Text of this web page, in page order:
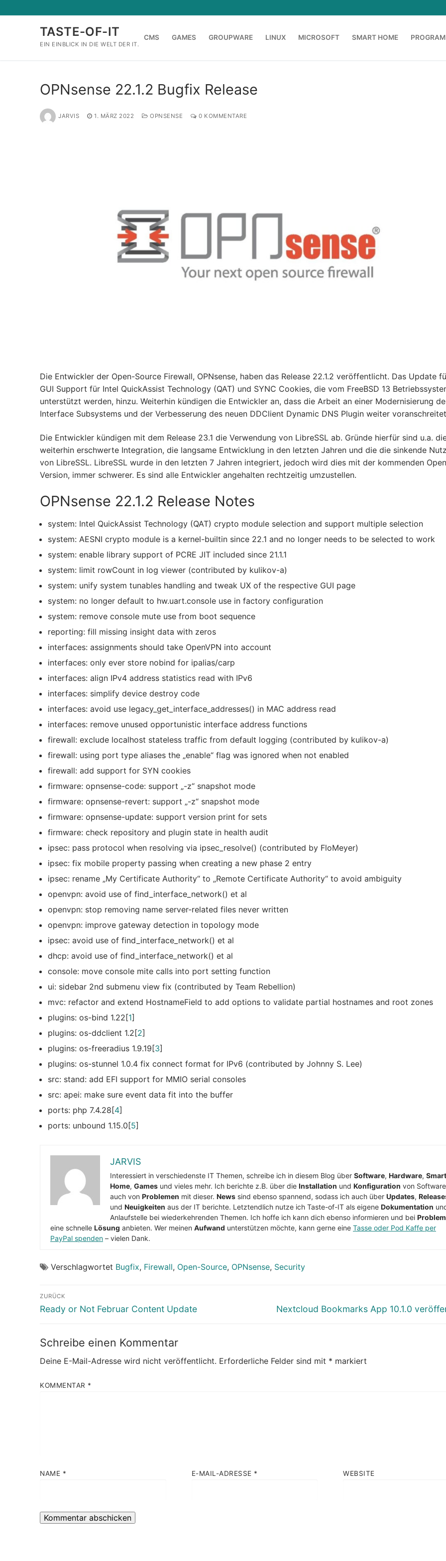
Inhalt
TASTE-OF-IT
EIN EINBLICK IN DIE WELT DER IT.
CMS GAMES GROUPWARE LINUX MICROSOFT SMART HOME
OPNsense 22.1.2 Bugfix Release
JARVIS 1. MÄRZ 2022 OPNSENSE 0 KOMMENTARE
Die Entwickler der Open-Source Firewall, OPNsense, haben das Release 22.1.2 veröffentlicht. Das Update
GUI Support für Intel QuickAssist Technology (QAT) und SYNC Cookies, die vom FreeBSD 13
unterstützt werden, hinzu. Weiterhin kündigen die Entwickler an, dass die Arbeit an einer Modernisierung
Interface Subsystems und der Verbesserung des neuen DDClient Dynamic DNS Plugin weiter
Die Entwickler kündigen mit dem Release 23.1 die Verwendung von LibreSSL ab. Gründe hierfür sind u.a.
weiterhin erschwerte Integration, die langsame Entwicklung in den letzten Jahren und die die sinkende
von LibreSSL. LibreSSL wurde in den letzten 7 Jahren integriert, jedoch wird dies mit der kommenden
Version, immer schwerer. Es sind alle Entwickler angehalten rechtzeitig umzustellen.
OPNsense 22.1.2 Release Notes
system: Intel QuickAssist Technology (QAT) crypto module selection and support multiple selection
system: AESNI crypto module is a kernel-builtin since 22.1 and no longer needs to be selected to work
system: enable library support of PCRE JIT included since 21.1.1
system: limit rowCount in log viewer (contributed by kulikov-a)
system: unify system tunables handling and tweak UX of the respective GUI page
system: no longer default to hw.uart.console use in factory configuration
system: remove console mute use from boot sequence
reporting: fill missing insight data with zeros
interfaces: assignments should take OpenVPN into account
interfaces: only ever store nobind for ipalias/carp
interfaces: align IPv4 address statistics read with IPv6
interfaces: simplify device destroy code
interfaces: avoid use legacy_get_interface_addresses() in MAC address read
interfaces: remove unused opportunistic interface address functions
firewall: exclude localhost stateless traffic from default logging (contributed by kulikov-a)
firewall: using port type aliases the „enable“ flag was ignored when not enabled
firewall: add support for SYN cookies
firmware: opnsense-code: support „-z“ snapshot mode
firmware: opnsense-revert: support „-z“ snapshot mode
firmware: opnsense-update: support version print for sets
firmware: check repository and plugin state in health audit
ipsec: pass protocol when resolving via ipsec_resolve() (contributed by FloMeyer)
ipsec: fix mobile property passing when creating a new phase 2 entry
ipsec: rename „My Certificate Authority“ to „Remote Certificate Authority“ to avoid ambiguity
openvpn: avoid use of find_interface_network() et al
openvpn: stop removing name server-related files never written
openvpn: improve gateway detection in topology mode
ipsec: avoid use of find_interface_network() et al
dhcp: avoid use of find_interface_network() et al
console: move console mite calls into port setting function
ui: sidebar 2nd submenu view fix (contributed by Team Rebellion)
mvc: refactor and extend HostnameField to add options to validate partial hostnames and root zones
plugins: os-bind 1.22[1]
plugins: os-ddclient 1.2[2]
plugins: os-freeradius 1.9.19[3]
plugins: os-stunnel 1.0.4 fix connect format for IPv6 (contributed by Johnny S. Lee)
src: stand: add EFI support for MMIO serial consoles
src: apei: make sure event data fit into the buffer
ports: php 7.4.28[4]
ports: unbound 1.15.0[5]
JARVIS
Interessiert in verschiedenste IT Themen, schreibe ich in diesem Blog über Software, Hardware, Smart
Home, Games und vieles mehr. Ich berichte z.B. über die Installation und Konfiguration von
auch von Problemen mit dieser. News sind ebenso spannend, sodass ich auch über Updates,
und Neuigkeiten aus der IT berichte. Letztendlich nutze ich Taste-of-IT als eigene Dokumentation
Anlaufstelle bei wiederkehrenden Themen. Ich hoffe ich kann dich ebenso informieren und bei
eine schnelle Lösung anbieten. Wer meinen Aufwand unterstützen möchte, kann gerne eine Tasse oder Pod Kaffe per
PayPal spenden – vielen Dank.
Verschlagwortet Bugfix, Firewall, Open-Source, OPNsense, Security
Beitragsnavigation
ZURÜCK
Vorheriger
Ready or Not Februar Content Update
Nächster
Nextcloud Bookmarks App 10.1.0
Schreibe einen Kommentar
Deine E-Mail-Adresse wird nicht veröffentlicht. Erforderliche Felder sind mit * markiert
KOMMENTAR *
NAME * E-MAIL-ADRESSE * WEBSITE